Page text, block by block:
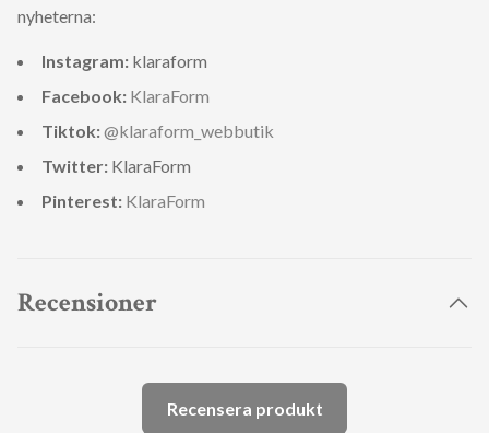
nyheterna:
Instagram: klaraform
Facebook: KlaraForm
Tiktok:@klaraform_webbutik
Twitter: KlaraForm
Pinterest: KlaraForm
Recensioner
Recensera produkt